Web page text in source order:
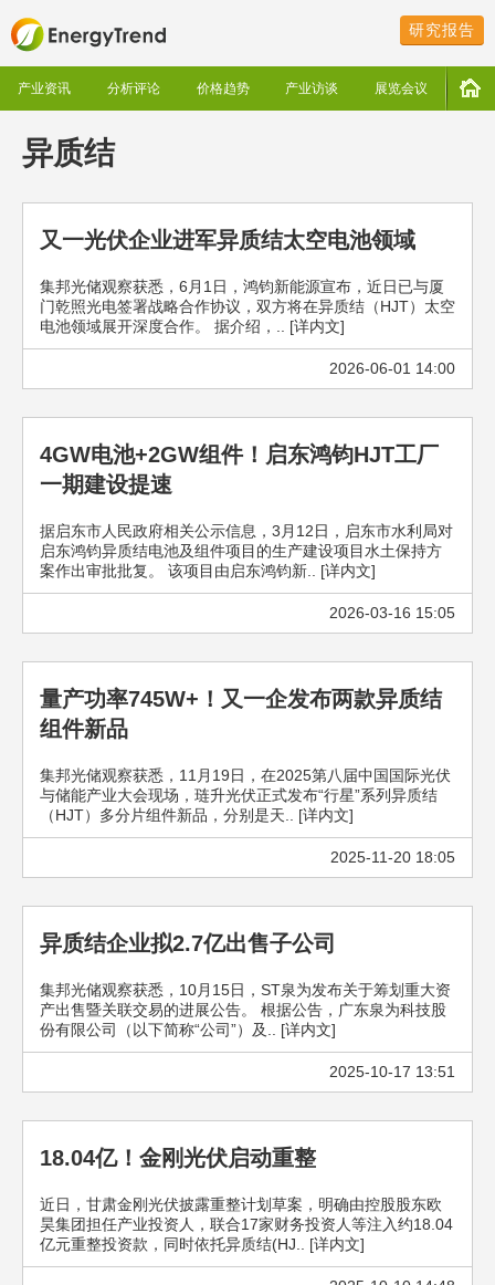
研究报告
产业资讯 分析评论 价格趋势 产业访谈 展览会议
异质结
又一光伏企业进军异质结太空电池领域
集邦光储观察获悉，6月1日，鸿钧新能源宣布，近日已与厦
门乾照光电签署战略合作协议，双方将在异质结（HJT）太空
电池领域展开深度合作。 据介绍，.. [详内文]
2026-06-01 14:00
4GW电池+2GW组件！启东鸿钧HJT工厂
一期建设提速
据启东市人民政府相关公示信息，3月12日，启东市水利局对
启东鸿钧异质结电池及组件项目的生产建设项目水土保持方
案作出审批批复。 该项目由启东鸿钧新.. [详内文]
2026-03-16 15:05
量产功率745W+！又一企发布两款异质结
组件新品
集邦光储观察获悉，11月19日，在2025第八届中国国际光伏
与储能产业大会现场，琏升光伏正式发布“行星”系列异质结
（HJT）多分片组件新品，分别是天.. [详内文]
2025-11-20 18:05
异质结企业拟2.7亿出售子公司
集邦光储观察获悉，10月15日，ST泉为发布关于筹划重大资
产出售暨关联交易的进展公告。 根据公告，广东泉为科技股
份有限公司（以下简称“公司”）及.. [详内文]
2025-10-17 13:51
18.04亿！金刚光伏启动重整
近日，甘肃金刚光伏披露重整计划草案，明确由控股股东欧
昊集团担任产业投资人，联合17家财务投资人等注入约18.04
亿元重整投资款，同时依托异质结(HJ.. [详内文]